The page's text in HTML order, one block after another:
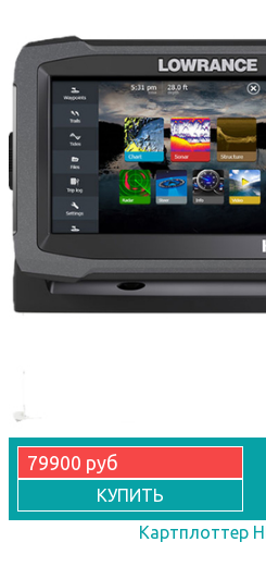
79900 руб
КУПИТЬ
Картплоттер